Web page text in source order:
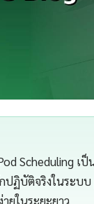
Scheduling
ปฏิบัติจริงในระบ
ยในระยะยาว